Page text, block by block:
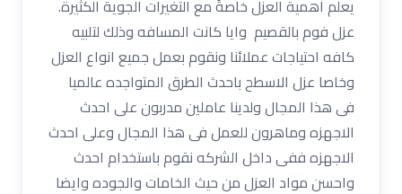
يعلم أهمية العزل خاصةً مع التغيرات الجوية الكثيرة.
عزل فوم بالقصيم وايا كانت المسافه وذلك لتلبيه
كافه احتياجات عملائنا ونقوم بعمل جميع انواع العزل
وخاصا عزل الاسطح باحدث الطرق المتواجده عالميا
فى هذا المجال ولدينا عاملين مدربون على احدث
الاجهزه وماهرون للعمل فى هذا المجال وعلى احدث
الاجهزه ففى داخل الشركه نقوم باستخدام احدث
واحسن مواد العزل من حيث الخامات والجوده وايضا